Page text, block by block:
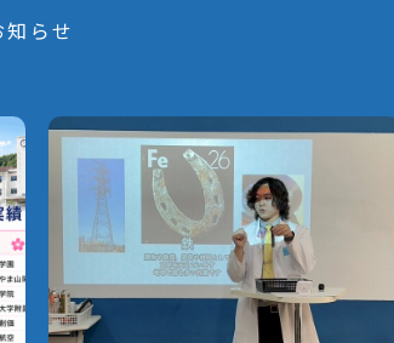
知らせ